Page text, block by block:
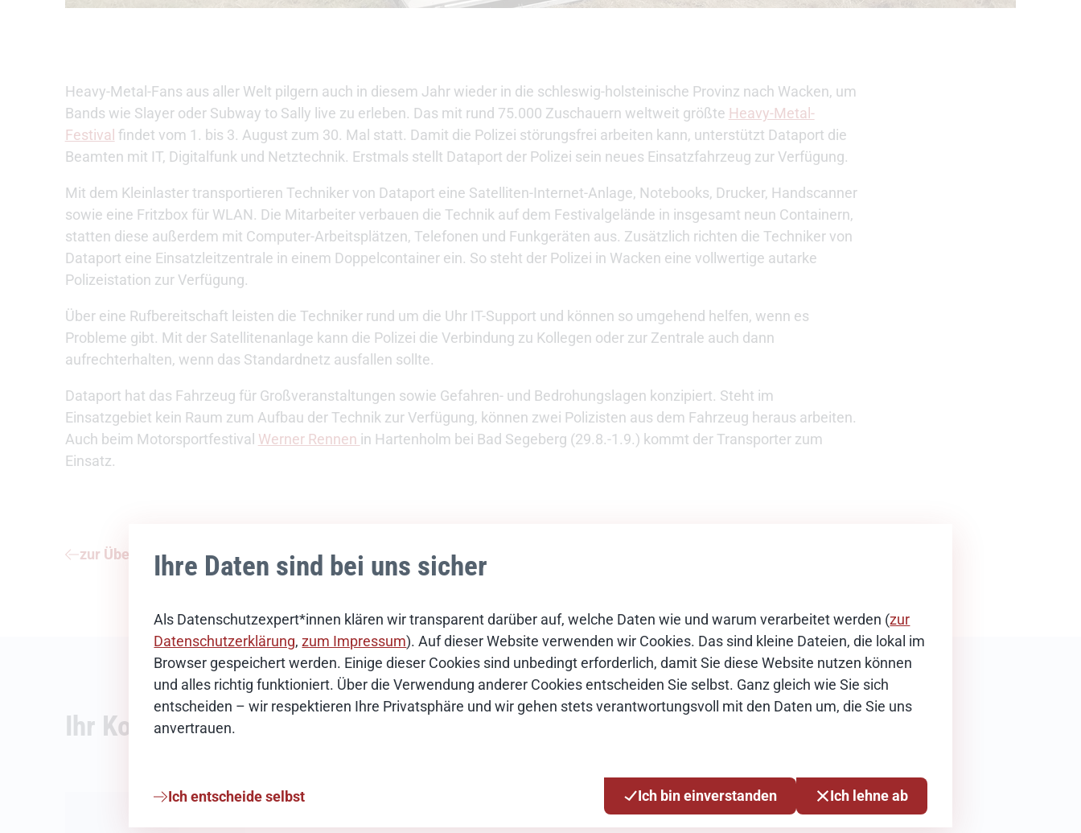
Ihre Daten sind bei uns sicher
Als Datenschutzexpert*innen klären wir transparent darüber auf, welche Daten wie und warum verarbeitet werden (zur
Datenschutzerklärung,zum Impressum). Auf dieser Website verwenden wir Cookies. Das sind kleine Dateien, die lokal im
Browser gespeichert werden. Einige dieser Cookies sind unbedingt erforderlich, damit Sie diese Website nutzen können
und alles richtig funktioniert. Über die Verwendung anderer Cookies entscheiden Sie selbst. Ganz gleich wie Sie sich
entscheiden – wir respektieren Ihre Privatsphäre und wir gehen stets verantwortungsvoll mit den Daten um, die Sie uns
anvertrauen.
Ich entscheide selbst Ich bin einverstanden Ich lehne ab
Heavy-Metal-Fans aus aller Welt pilgern auch in diesem Jahr wieder in die schleswig-holsteinische Provinz nach Wacken, um
Bands wie Slayer oder Subway to Sally live zu erleben. Das mit rund 75.000 Zuschauern weltweit größte Heavy-Metal-
Festival findet vom 1. bis 3. August zum 30. Mal statt. Damit die Polizei störungsfrei arbeiten kann, unterstützt Dataport die
Beamten mit IT, Digitalfunk und Netztechnik. Erstmals stellt Dataport der Polizei sein neues Einsatzfahrzeug zur Verfügung.
Mit dem Kleinlaster transportieren Techniker von Dataport eine Satelliten-Internet-Anlage, Notebooks, Drucker, Handscanner
sowie eine Fritzbox für WLAN. Die Mitarbeiter verbauen die Technik auf dem Festivalgelände in insgesamt neun Containern,
statten diese außerdem mit Computer-Arbeitsplätzen, Telefonen und Funkgeräten aus. Zusätzlich richten die Techniker von
Dataport eine Einsatzleitzentrale in einem Doppelcontainer ein. So steht der Polizei in Wacken eine vollwertige autarke
Polizeistation zur Verfügung.
Über eine Rufbereitschaft leisten die Techniker rund um die Uhr IT-Support und können so umgehend helfen, wenn es
Probleme gibt. Mit der Satellitenanlage kann die Polizei die Verbindung zu Kollegen oder zur Zentrale auch dann
aufrechterhalten, wenn das Standardnetz ausfallen sollte.
Dataport hat das Fahrzeug für Großveranstaltungen sowie Gefahren- und Bedrohungslagen konzipiert. Steht im
Einsatzgebiet kein Raum zum Aufbau der Technik zur Verfügung, können zwei Polizisten aus dem Fahrzeug heraus arbeiten.
Auch beim Motorsportfestival Werner Rennen in Hartenholm bei Bad Segeberg (29.8.-1.9.) kommt der Transporter zum
Einsatz.
zur Übersicht
Ihr Kontakt
News-Redaktion